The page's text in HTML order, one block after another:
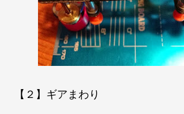
【２】ギアまわり